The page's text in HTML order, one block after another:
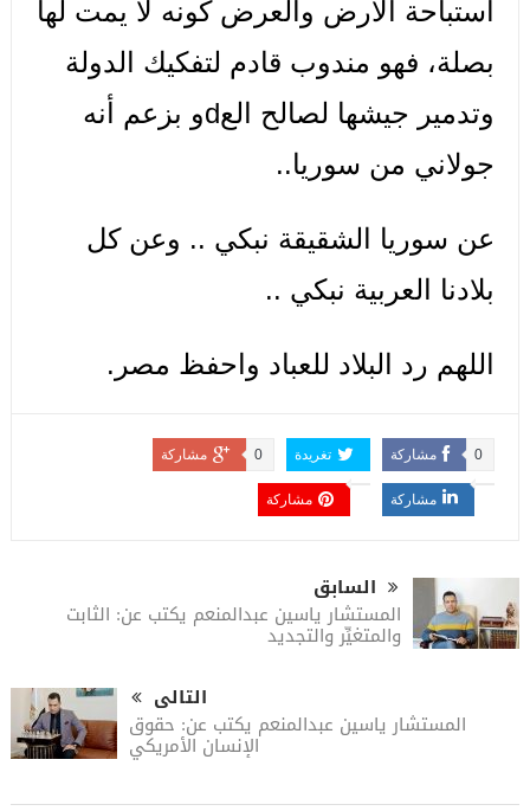
استباحة الأرض والعرض كونه لا يمت لها
بصلة، فهو مندوب قادم لتفكيك الدولة
وتدمير جيشها لصالح العdو بزعم أنه
جولاني من سوريا..
عن سوريا الشقيقة نبكي .. وعن كل
بلادنا العربية نبكي ..
اللهم رد البلاد للعباد واحفظ مصر.
مشاركة 0 تغريدة مشاركة 0
مشاركة مشاركة
السابق
المستشار ياسين عبدالمنعم يكتب عن: الثابت
والمتغيِّر والتجديد
التالى
المستشار ياسين عبدالمنعم يكتب عن: حقوق
الإنسان الأمريكي